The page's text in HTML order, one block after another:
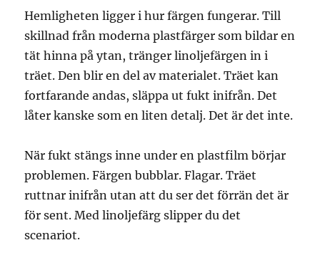
Hemligheten ligger i hur färgen fungerar. Till
skillnad från moderna plastfärger som bildar en
tät hinna på ytan, tränger linoljefärgen in i
träet. Den blir en del av materialet. Träet kan
fortfarande andas, släppa ut fukt inifrån. Det
låter kanske som en liten detalj. Det är det inte.
När fukt stängs inne under en plastfilm börjar
problemen. Färgen bubblar. Flagar. Träet
ruttnar inifrån utan att du ser det förrän det är
för sent. Med linoljefärg slipper du det
scenariot.